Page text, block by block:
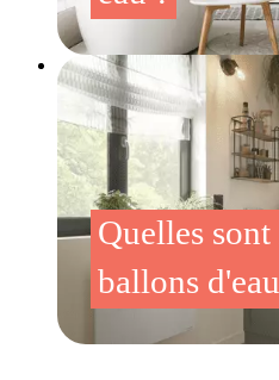
Quelles
ballons